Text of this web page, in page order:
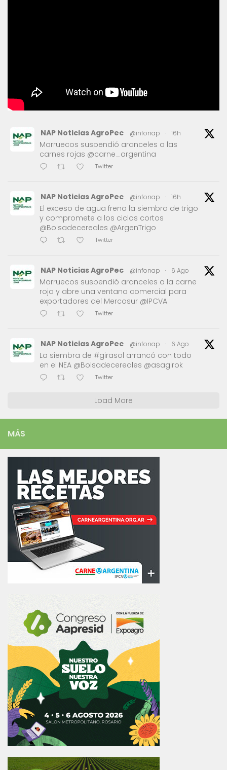
NAP Noticias AgroPec @infonap · 16h
Marruecos suspendió aranceles a las
carnes rojas @carne_argentina
Twitter
NAP Noticias AgroPec @infonap · 16h
El exceso de agua frena la siembra de trigo
y compromete a los ciclos cortos
@Bolsadecereales @ArgenTrigo
Twitter
NAP Noticias AgroPec @infonap · 6 Ago
Marruecos suspendió aranceles a la carne
roja y abre una ventana comercial para
exportadores del Mercosur @IPCVA
Twitter
NAP Noticias AgroPec @infonap · 6 Ago
La siembra de #girasol arrancó con todo
en el NEA @Bolsadecereales @asagirok
Twitter
Load More
MÁS